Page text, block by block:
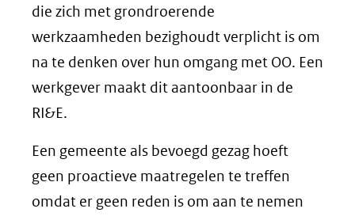
die zich met grondroerende
werkzaamheden bezighoudt verplicht is om
na te denken over hun omgang met OO. Een
werkgever maakt dit aantoonbaar in de
RI&E.
Een gemeente als bevoegd gezag hoeft
geen proactieve maatregelen te treffen
omdat er geen reden is om aan te nemen